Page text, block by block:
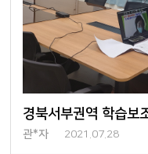
관*자 2021.07.28